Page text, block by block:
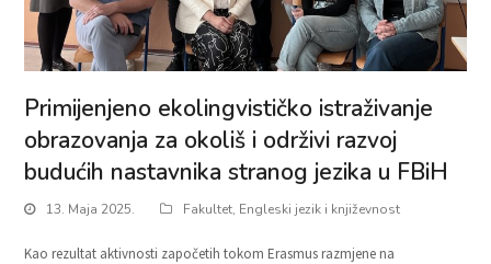
Primijenjeno ekolingvističko istraživanje
obrazovanja za okoliš i održivi razvoj
budućih nastavnika stranog jezika u FBiH
13. Maja 2025. Fakultet, Engleski jezik i književnost
Kao rezultat aktivnosti započetih tokom Erasmus razmjene na